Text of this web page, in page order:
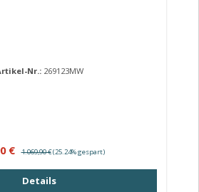
Nr.: 269123MW
€ Regulärer Preis:
1.069,90 €(25.24% gespart)
Details